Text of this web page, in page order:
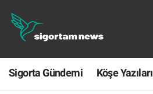
Sigorta Gündemi Köşe Yazıları
Sigorta Gündemi
Köşe Yazıları